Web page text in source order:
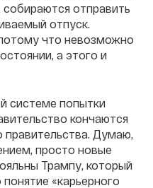
собираются отправить
отпуск.
что невозможно
а этого и
системе попытки
кончаются
Думаю,
просто новые
Трампу, который
«карьерного